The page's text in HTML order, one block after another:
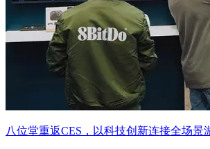
八位堂重返CES，以科技创新连接全场景